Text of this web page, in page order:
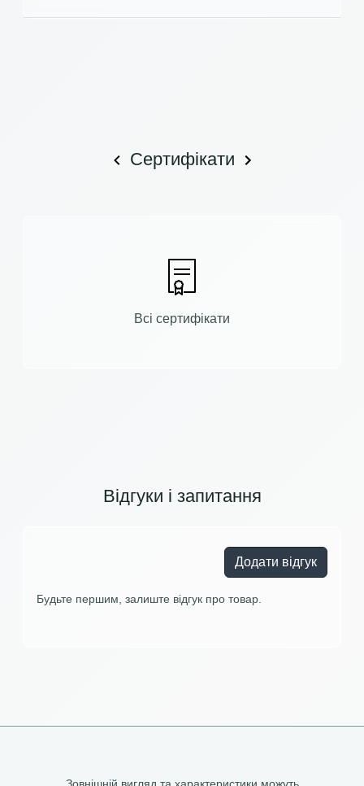
Сертифікати
Всі сертифікати
Відгуки і запитання
Додати відгук
Будьте першим, залиште відгук про товар.
Зовнішній вигляд та характеристики можуть